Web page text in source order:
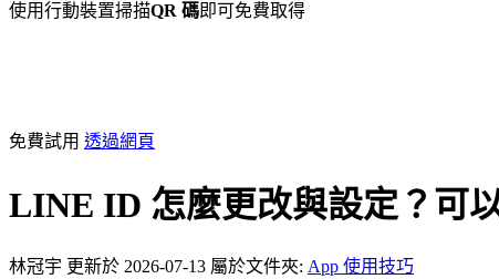
使用行動裝置掃描QR 碼即可免費取得
免費試用 透過網頁
LINE ID 怎麼更改與設定？可
林冠宇 更新於 2026-07-13 屬於文件夾: App 使用技巧